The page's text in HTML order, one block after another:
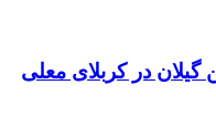
در کربلای معلی